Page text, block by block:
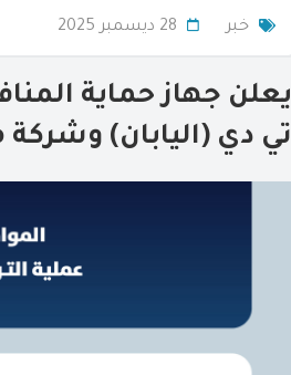
خبر
يعلن جهاز حماية
تي دي (اليابان)